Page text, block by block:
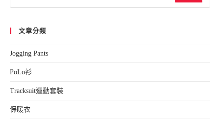
文章分類
Jogging Pants
PoLo衫
Tracksuit運動套裝
保暖衣